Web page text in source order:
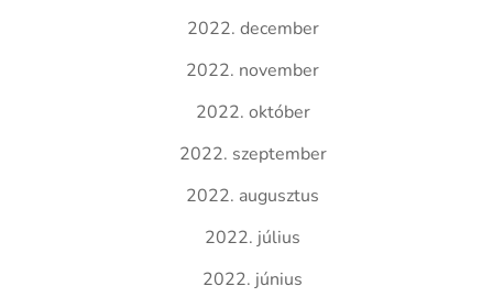
2022. december
2022. november
2022. október
2022. szeptember
2022. augusztus
2022. július
2022. június